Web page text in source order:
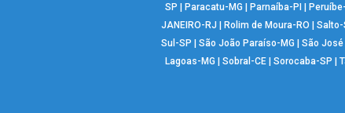
SP | Paracatu-MG | Parnaíba-PI |
JANEIRO-RJ | Rolim de Moura-RO | Salto-
Sul-SP | São João Paraíso-MG | São
Lagoas-MG | Sobral-CE| Sorocaba-SP |